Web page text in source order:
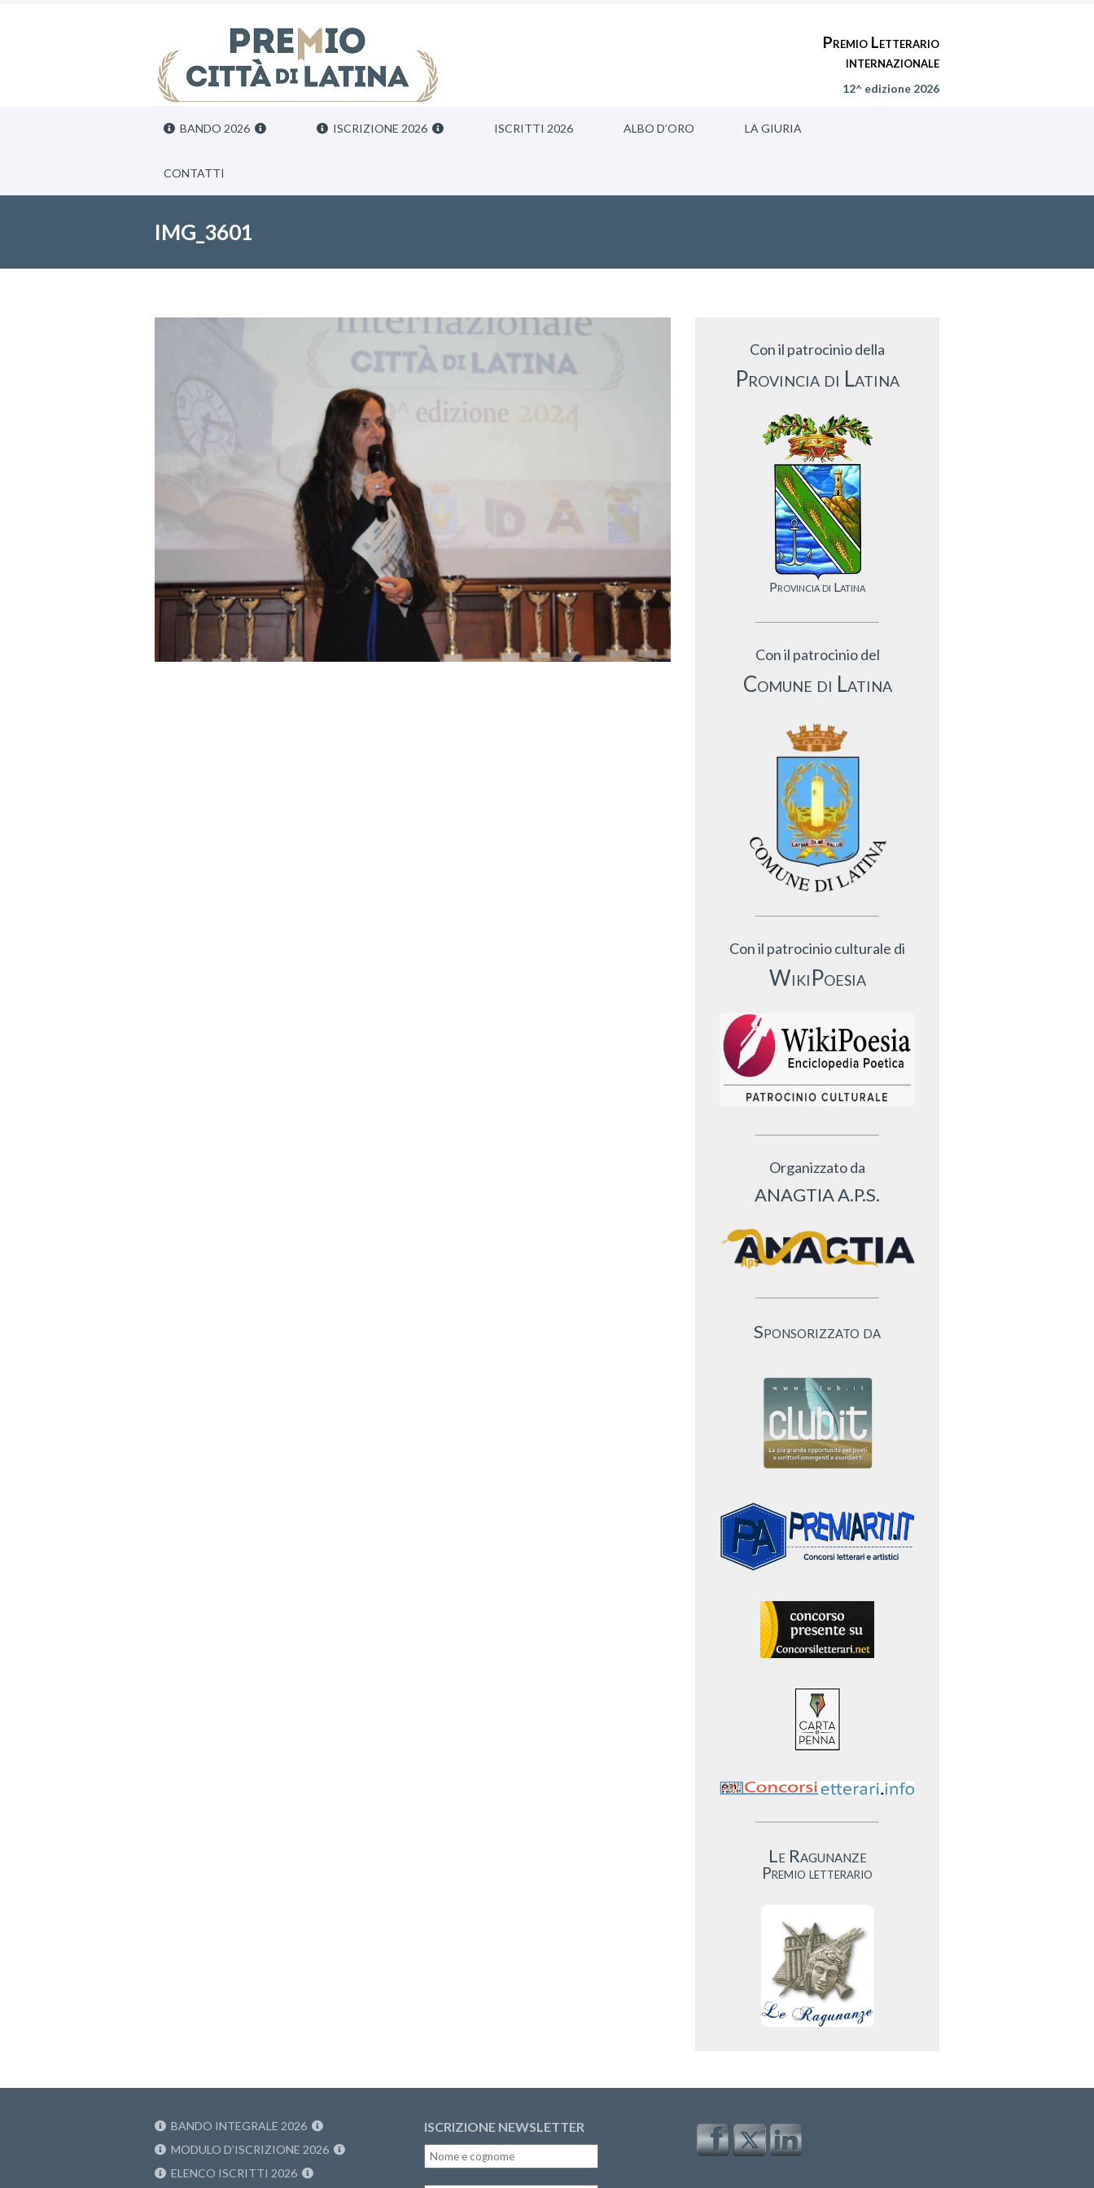
Premio Letterario
internazionale
12^ edizione 2026
BANDO 2026 ISCRIZIONE 2026 ISCRITTI 2026 ALBO D’ORO LA GIURIA
CONTATTI
IMG_3601
Con il patrocinio della
Provincia di Latina
Provincia di Latina
Con il patrocinio del
Comune di Latina
Con il patrocinio culturale di
WikiPoesia
Organizzato da
ANAGTIA A.P.S.
Sponsorizzato da
Le Ragunanze
Premio letterario
BANDO INTEGRALE 2026
MODULO D’ISCRIZIONE 2026
ELENCO ISCRITTI 2026
ISCRIZIONE NEWSLETTER